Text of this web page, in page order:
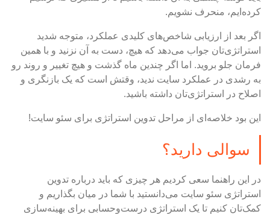
کرده‌ایم، منحرف نشویم.
اگر بعد از ارزیابی شاخص‌های کلیدی عملکرد، متوجه شدید
استراتژی‌تان جواب می‌دهد که هیچ، دست به آن نزنید و با همین
فرمان جلو بروید. اما اگر چندین ماه گذشت و هیچ تغییر و روند رو
به رشدی در عملکرد سایت ندید، وقتش است که یک بازنگری و
اصلاح در استراتژی‌تان داشته باشید.
این بود خلاصه‌ای از مراحل تدوین استراتژی برای سئو سایت!
سوالی دارید؟
در این راهنما سعی کردیم هر چیزی که باید درباره تدوین
استراتژی سئو سایت می‌دانستید با شما در میان بگذاریم و
کمک‌تان کنیم تا یک استراتژی درست‌وحسابی برای بهینه‌سازی